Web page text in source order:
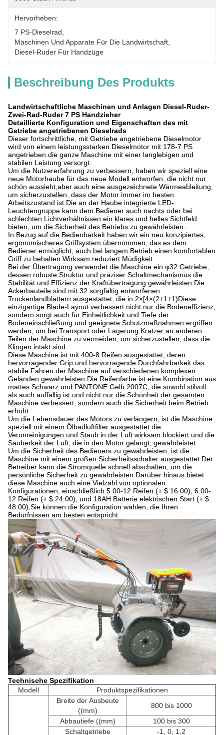
Hervorheben:
7 PS-Dieselrad
Maschinen Und Apparate Für Die Landwirtschaft
Diesel-Ruder Für Handzüge
Beschreibung Des Produkts
Landwirtschaftliche Maschinen und Anlagen Diesel-Ruder-
Zwei-Rad-Ruder 7 PS Handzieher
Detaillierte Konfiguration und Eigenschaften des mit
Getriebe angetriebenen Dieselrads
Dieser fortschrittliche, mit Getriebe angetriebene Dieselmotor
wird von einem leistungsstarken Dieselmotor mit 178-7 PS
angetrieben.die ganze Maschine mit einer langlebigen und
stabilen Leistung versorgt.
Um die Nutzererfahrung zu verbessern, haben wir speziell eine
neue Motorhaube für das neue Modell entworfen, die nicht nur
schön aussieht,aber auch eine ausgezeichnete Wärmeableitung,
um sicherzustellen, dass der Motor immer im besten
Arbeitszustand ist.Die an der Haube integrierte LED-
Leuchtengruppe kann dem Bediener auch nachts oder bei
schlechten Lichtverhältnissen ein klares und helles Sichtfeld
bieten, um die Sicherheit des Betriebs zu gewährleisten..
In Bezug auf die Bedienbarkeit haben wir ein neu konzipiertes,
ergonomischeres Griffsystem übernommen, das es dem
Bediener ermöglicht, auch bei langem Betrieb einen komfortablen
Griff zu behalten.Wirksam reduziert Müdigkeit.
Bei der Übertragung verwendet die Maschine ein φ32 Getriebe,
dessen robuste Struktur und präziser Schaltmechanismus die
Stabilität und Effizienz der Kraftübertragung gewährleisten.Die
Ackerbauteile sind mit 32 sorgfältig entworfenen
Trockenlandblättern ausgestattet, die in 2×[4×(2+1+1)Diese
einzigartige Blade-Layout verbessert nicht nur die Bodeneffizienz,
sondern sorgt auch für Einheitlichkeit und Tiefe der
Bodeneinschließung.und geeignete Schutzmaßnahmen ergriffen
werden, um bei Transport oder Lagerung Kratzer an anderen
Teilen der Maschine zu vermeiden, um sicherzustellen, dass die
Klingen intakt sind.
Diese Maschine ist mit 400-8 Reifen ausgestattet, deren
hervorragender Grip und hervorragende Durchfahrbarkeit das
stabile Fahren der Maschine auf verschiedenen komplexen
Geländen gewährleisten.Die Reifenfarbe ist eine Kombination aus
mattes Schwarz und PANTONE Gelb 2007C, die sowohl stilvoll
als auch auffällig ist und nicht nur die Schönheit der gesamten
Maschine verbessert, sondern auch die Sicherheit beim Betrieb
erhöht.
Um die Lebensdauer des Motors zu verlängern, ist die Maschine
speziell mit einem Ölbadluftfilter ausgestattet.die
Verunreinigungen und Staub in der Luft wirksam blockiert und die
Sauberkeit der Luft, die in den Motor gelangt, gewährleistet.
Um die Sicherheit des Bedieners zu gewährleisten, ist die
Maschine mit einem großen Sicherheitsschalter ausgestattet.Der
Betreiber kann die Stromquelle schnell abschalten, um die
persönliche Sicherheit zu gewährleisten.Darüber hinaus bietet
diese Maschine auch eine Vielzahl von optionalen
Konfigurationen, einschließlich 5.00-12 Reifen (+ $ 16.00), 6.00-
12 Reifen (+ $ 24.00), und 18AH Batterie elektrischen Start (+ $
48.00),Sie können die Konfiguration wählen, die Ihren
Bedürfnissen am besten entspricht..
Technische Spezifikation
Modell
Produktspezifikationen
Breite der Ausbeute
((mm)
800 bis 1000
Abbautiefe ((mm)
100 bis 300
Schaltgetriebe
-1, 0, 1,2